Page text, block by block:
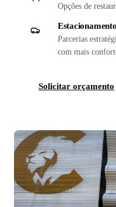
Opções de
Estacionamento
Parcerias
com mais
Solicitar orçamento